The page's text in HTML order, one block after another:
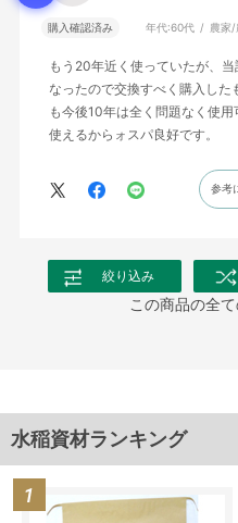
購入確認済み 年代:60代 農家
もう20年近く使っていたが、
なったので交換すべく購入した
も今後10年は全く問題なく使
使えるからォスパ良好です。
参考
絞り込み
この商品の全
水稲資材ランキング